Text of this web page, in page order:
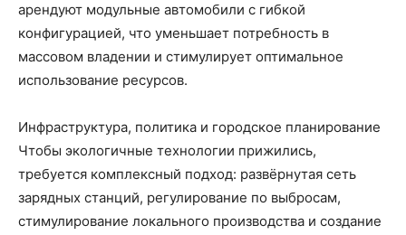
арендуют модульные автомобили с гибкой
конфигурацией, что уменьшает потребность в
массовом владении и стимулирует оптимальное
использование ресурсов.
Инфраструктура, политика и городское планирование
Чтобы экологичные технологии прижились,
требуется комплексный подход: развёрнутая сеть
зарядных станций, регулирование по выбросам,
стимулирование локального производства и создание